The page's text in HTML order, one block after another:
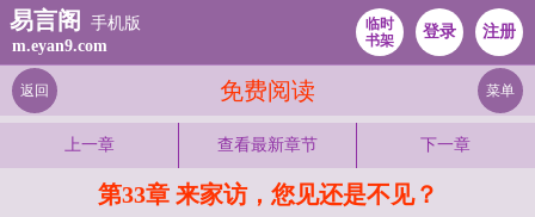
易言阁
手机版
m.eyan9.com
临时
书架
登录 注册
免费阅读
返回 菜单
上一章 查看最新章节 下一章
第33章 来家访，您见还是不见？